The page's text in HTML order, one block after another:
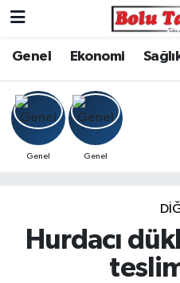
Genel Ekonomi
Genel Genel
Hurdacı